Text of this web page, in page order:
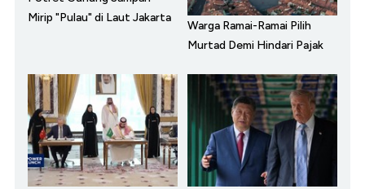
Mirip "Pulau" di Laut Jakarta
Warga Ramai-Ramai Pilih
Murtad Demi Hindari Pajak